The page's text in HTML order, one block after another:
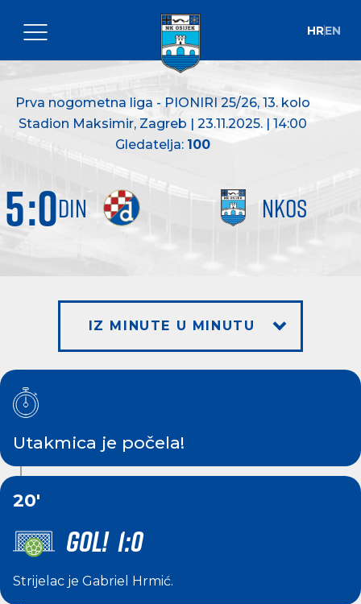
HREN
Prva nogometna liga - PIONIRI 25/26, 13. kolo
Stadion Maksimir, Zagreb | 23.11.2025. | 14:00
Gledatelja: 100
DIN NKOS
5:0
IZ MINUTE U MINUTU
Utakmica je počela!
20'
GOL! 1:0
Strijelac je Gabriel Hrmić.